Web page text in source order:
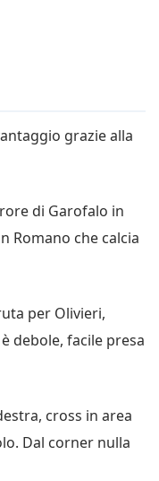
grazie alla
di Garofalo in
Romano che calcia
per Olivieri,
debole, facile presa
cross in area
Dal corner nulla